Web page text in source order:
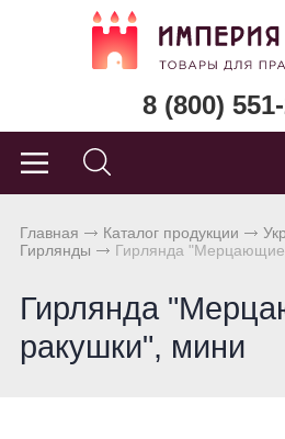
8 (800)
Главная Каталог продукции
Гирлянды
Гирлянда
Гирлянда
ракушки", мини